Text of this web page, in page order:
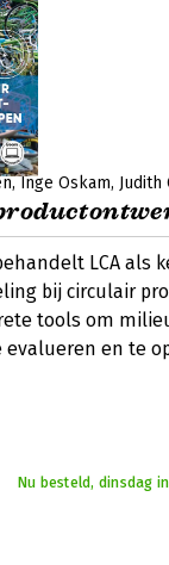
Inge Oskam Judith
LCA als
bij circulair
tools om
evalueren en te
Nu besteld, dinsdag